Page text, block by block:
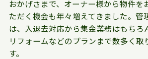
おかげさまで、オーナー様から物件を
ただく機会も年々増えてきました。管
は、入退去対応から集金業務はもちろ
リフォームなどのプランまで数多く取
す。